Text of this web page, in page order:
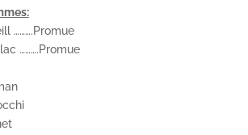
……….Promue
……….Promue